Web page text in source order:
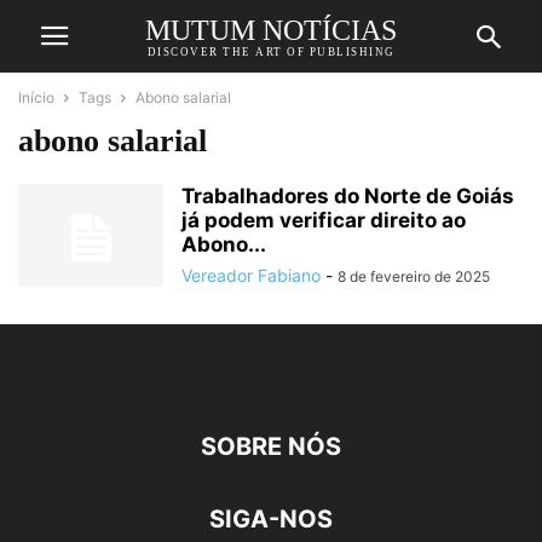
MUTUM NOTÍCIAS
DISCOVER THE ART OF PUBLISHING
Início Tags Abono salarial
abono salarial
Trabalhadores do Norte de Goiás
já podem verificar direito ao
Abono...
Vereador Fabiano - 8 de fevereiro de 2025
SOBRE NÓS
SIGA-NOS